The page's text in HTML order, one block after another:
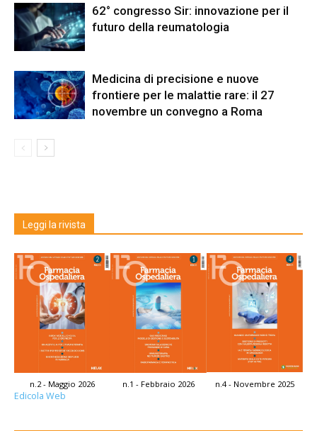
62° congresso Sir: innovazione per il
futuro della reumatologia
Medicina di precisione e nuove
frontiere per le malattie rare: il 27
novembre un convegno a Roma
Leggi la rivista
n.2 - Maggio 2026 n.1 - Febbraio 2026 n.4 - Novembre 2025
Edicola Web